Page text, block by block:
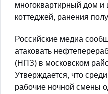
многоквартирный дом и
коттеджей, ранения
Российские медиа
атаковать
(НПЗ) в московском
Утверждается, что
рабочие ночной смены